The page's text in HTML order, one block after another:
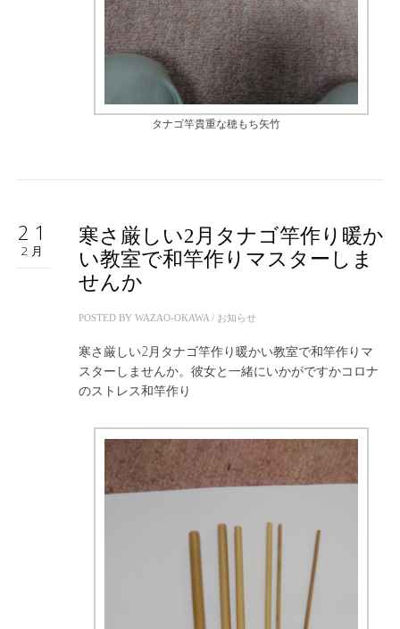
タナゴ竿貴重な穂もち矢竹
21
2月
寒さ厳しい2月タナゴ竿作り暖か
い教室で和竿作りマスターしま
せんか
POSTED BY WAZAO-OKAWA/ お知らせ
寒さ厳しい2月タナゴ竿作り暖かい教室で和竿作りマ
スターしませんか。彼女と一緒にいかがですかコロナ
のストレス和竿作り